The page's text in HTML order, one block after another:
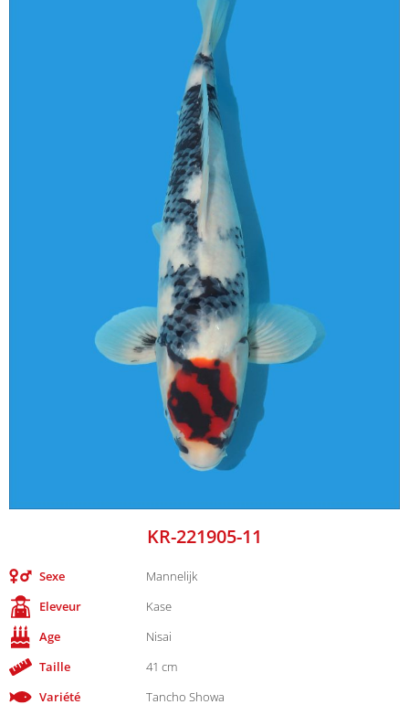
KR-221905-11
Sexe
Mannelijk
Eleveur
Kase
Age
Nisai
Taille
41 cm
Variété
Tancho Showa